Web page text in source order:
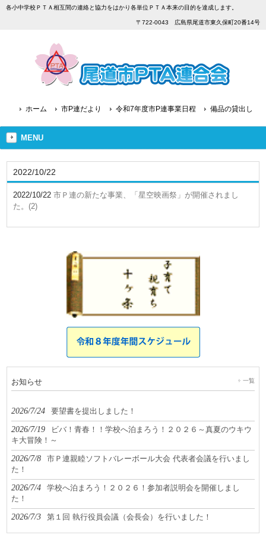
各小中学校ＰＴＡ相互間の連絡と協力をはかり各単位ＰＴＡ本来の目的を達成します。
〒722-0043 広島県尾道市東久保町20番14号
ホーム 市P連だより 令和7年度市P連事業日程 備品の貸出し
MENU
2022/10/22
2022/10/22 市Ｐ連の新たな事業、「星空映画祭」が開催されまし
た。(2)
お知らせ 一覧
2026/7/24 要望書を提出しました！
2026/7/19
ビバ！青春！！学校へ泊まろう！２０２６～真夏のウキウ
キ大冒険！～
2026/7/8
市Ｐ連親睦ソフトバレーボール大会 代表者会議を行いまし
た！
2026/7/4
学校へ泊まろう！２０２６！参加者説明会を開催しまし
た！
2026/7/3 第１回 執行役員会議（会長会）を行いました！